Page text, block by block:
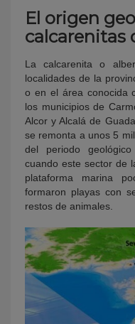
El origen
calcarenitas
La calcarenita o
localidades de la
o en el área conocida
los municipios de
Alcor y Alcalá de
se remonta a unos 5
del periodo
cuando este sector de
plataforma marina
formaron playas con
restos de animales.